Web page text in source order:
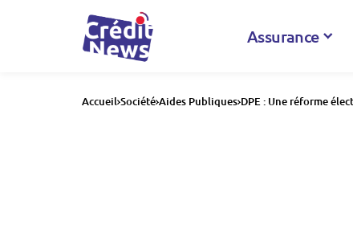
Assurance
Accueil Société Aides Publiques DPE : Une réforme